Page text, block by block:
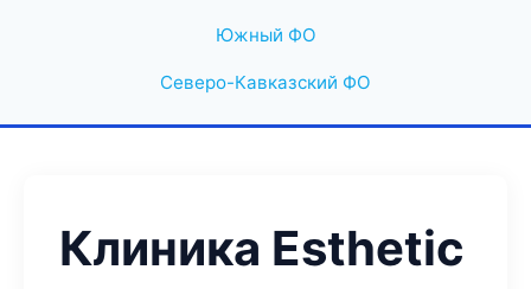
Южный ФО
Северо-Кавказский ФО
Клиника Esthetic